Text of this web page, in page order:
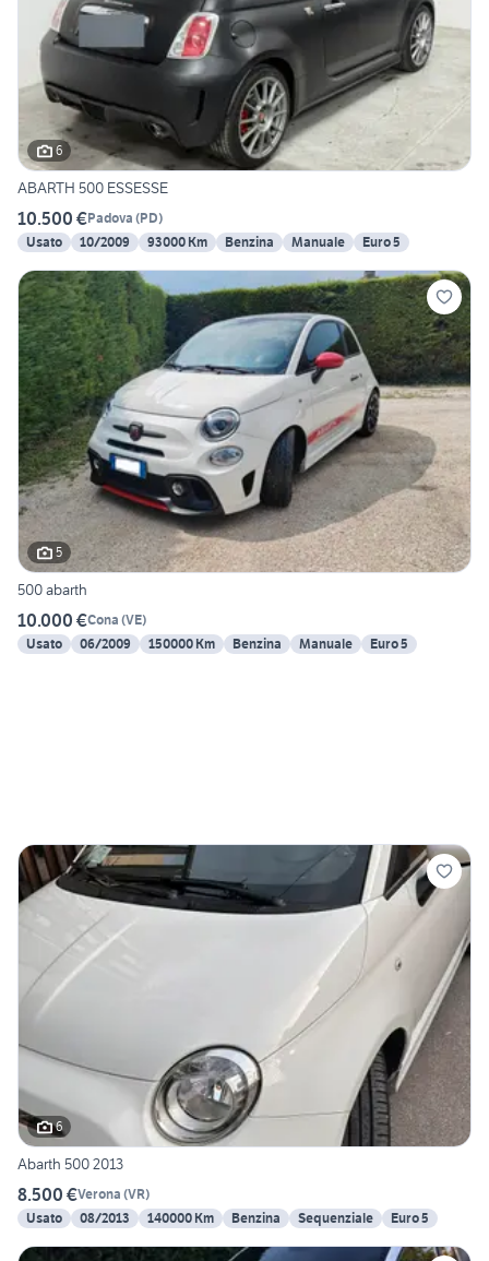
6
ABARTH 500 ESSESSE
10.500 €Padova (PD)
Usato
10/2009 93000 Km Benzina Manuale Euro 5
5
500 abarth
10.000 €Cona (VE)
Usato
06/2009 150000 Km Benzina Manuale Euro 5
6
Abarth 500 2013
8.500 €Verona (VR)
Usato
08/2013 140000 Km Benzina Sequenziale Euro 5